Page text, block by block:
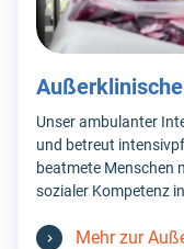
Unser ambulanter
und betreut
beatmete Menschen
sozialer Kompetenz
Mehr zur